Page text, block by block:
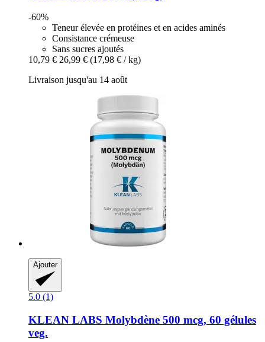
-60%
Teneur élevée en protéines et en acides aminés
Consistance crémeuse
Sans sucres ajoutés
10,79 € 26,99 € (17,98 € / kg)
Livraison jusqu'au 14 août
Ajouter
5.0 (1)
KLEAN LABS Molybdène 500 mcg, 60 gélules
veg.